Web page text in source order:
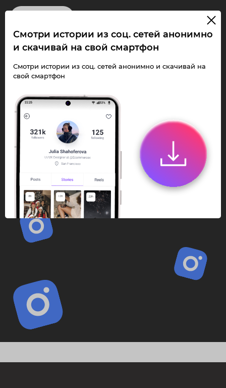
Смотри Stories и
скачивай Reels без
ограничений!
Переходи в ИнстаПай бот - смотри и
скачивай
Stories Reels
анонимно в чате
или Telegram-приложении.
Быстро, просто и удобно.
Перейти к боту
Смотри истории из соц. сетей анонимно
и скачивай на свой смартфон
Смотри истории из соц. сетей анонимно и скачивай на
свой смартфон